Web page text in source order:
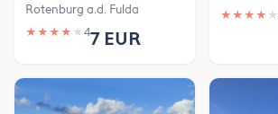
Rotenburg a.d. Fulda
★ ★ ★ ★ ★ 47 EUR
★ ★ ★ ★ ★